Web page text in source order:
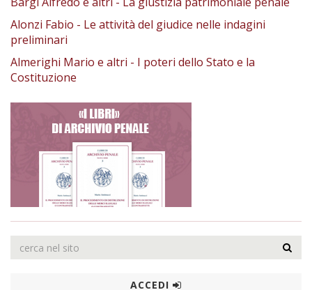
Alonzi Fabio - Le attività del giudice nelle indagini
preliminari
Almerighi Mario e altri - I poteri dello Stato e la
Costituzione
ACCEDI